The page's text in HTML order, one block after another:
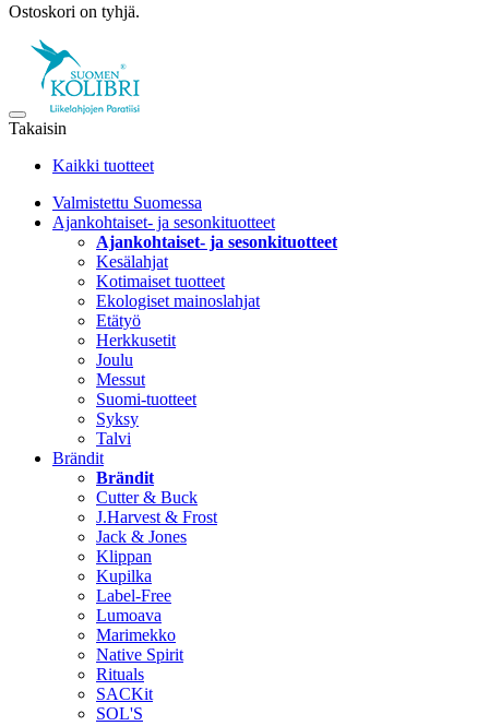
Ostoskori on tyhjä.
Takaisin
Kaikki tuotteet
Valmistettu Suomessa
Ajankohtaiset- ja sesonkituotteet
Ajankohtaiset- ja sesonkituotteet
Kesälahjat
Kotimaiset tuotteet
Ekologiset mainoslahjat
Etätyö
Herkkusetit
Joulu
Messut
Suomi-tuotteet
Syksy
Talvi
Brändit
Brändit
Cutter & Buck
J.Harvest & Frost
Jack & Jones
Klippan
Kupilka
Label-Free
Lumoava
Marimekko
Native Spirit
Rituals
SACKit
SOL'S